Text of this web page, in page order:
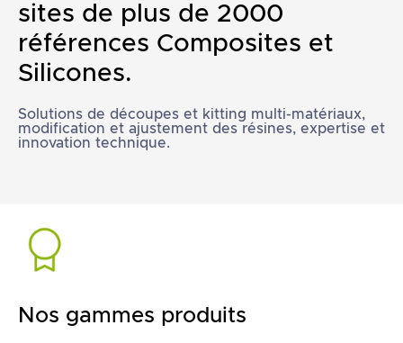
sites de plus de 2000
références Composites et
Silicones.
Solutions de découpes et kitting multi-matériaux,
modification et ajustement des résines, expertise et
innovation technique.
Nos gammes produits